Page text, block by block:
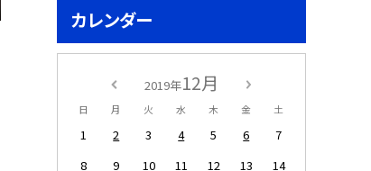
カレンダー
2019年12月
日 月 火 水 木 金 土
1 2 3 4 5 6
7
8
9 10 11 12 13
14